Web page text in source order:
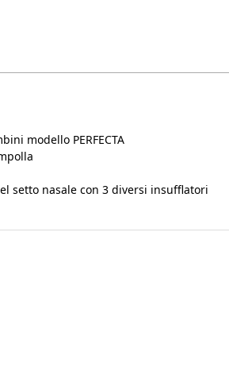
modello PERFECTA
setto nasale con 3 diversi insufflatori